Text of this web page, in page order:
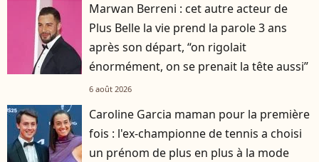
Marwan Berreni : cet autre acteur de
Plus Belle la vie prend la parole 3 ans
après son départ, “on rigolait
énormément, on se prenait la tête aussi”
6 août 2026
Caroline Garcia maman pour la première
fois : l'ex-championne de tennis a choisi
un prénom de plus en plus à la mode